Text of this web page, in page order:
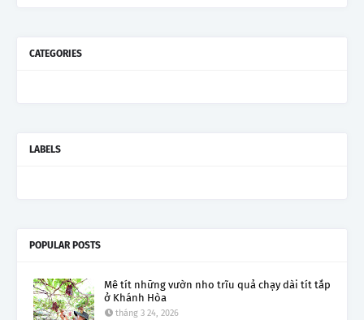
CATEGORIES
LABELS
POPULAR POSTS
Mê tít những vườn nho trĩu quả chạy dài tít tắp
ở Khánh Hòa
tháng 3 24, 2026